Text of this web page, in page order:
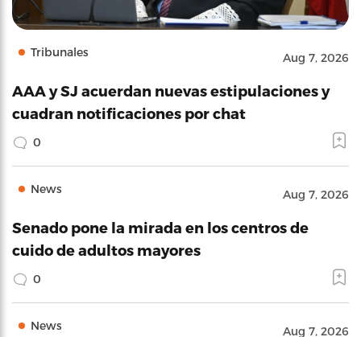
Tribunales Aug 7, 2026
AAA y SJ acuerdan nuevas estipulaciones y
cuadran notificaciones por chat
0
News Aug 7, 2026
Senado pone la mirada en los centros de
cuido de adultos mayores
0
News Aug 7, 2026